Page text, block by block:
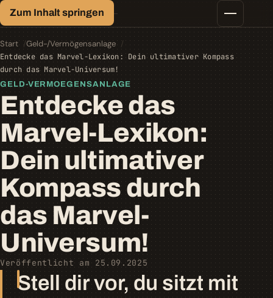
Zum Inhalt springen
Finanz-Lexikon
Geld, einfach erklärt.
Finanztipps
Kredite
Geld-/Vermögensanlage
Krypto
Steuern
Start Geld-/Vermögensanlage
Entdecke das Marvel-Lexikon: Dein ultimativer Kompass
durch das Marvel-Universum!
GELD-VERMOEGENSANLAGE
Entdecke das
Marvel-Lexikon:
Dein ultimativer
Kompass durch
das Marvel-
Universum!
Veröffentlicht am 25.09.2025
Stell dir vor, du sitzt mit